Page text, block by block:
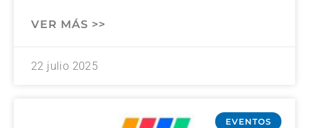
VER MÁS >>
22 julio 2025
EVENTOS